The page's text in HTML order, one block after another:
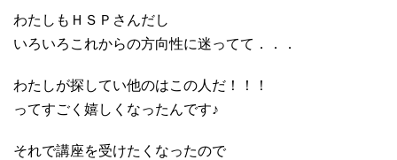
わたしもＨＳＰさんだし
いろいろこれからの方向性に迷ってて．．．
わたしが探してい他のはこの人だ！！！
ってすごく嬉しくなったんです♪
それで講座を受けたくなったので